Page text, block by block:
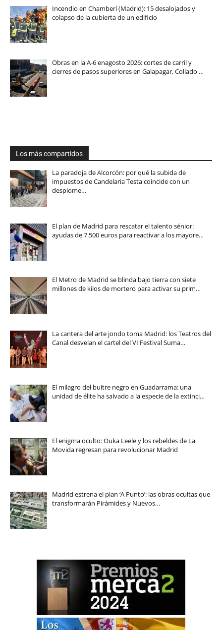
Incendio en Chamberí (Madrid): 15 desalojados y
colapso de la cubierta de un edificio
Obras en la A-6 enagosto 2026: cortes de carril y
cierres de pasos superiores en Galapagar, Collado …
Los más compartidos
La paradoja de Alcorcón: por qué la subida de
impuestos de Candelaria Testa coincide con un
desplome…
El plan de Madrid para rescatar el talento sénior:
ayudas de 7.500 euros para reactivar a los mayore…
El Metro de Madrid se blinda bajo tierra con siete
millones de kilos de mortero para activar su prim…
La cantera del arte jondo toma Madrid: los Teatros del
Canal desvelan el cartel del VI Festival Suma…
El milagro del buitre negro en Guadarrama: una
unidad de élite ha salvado a la especie de la extinci…
El enigma oculto: Ouka Leele y los rebeldes de La
Movida regresan para revolucionar Madrid
Madrid estrena el plan ‘A Punto’: las obras ocultas que
transformarán Pirámides y Nuevos…